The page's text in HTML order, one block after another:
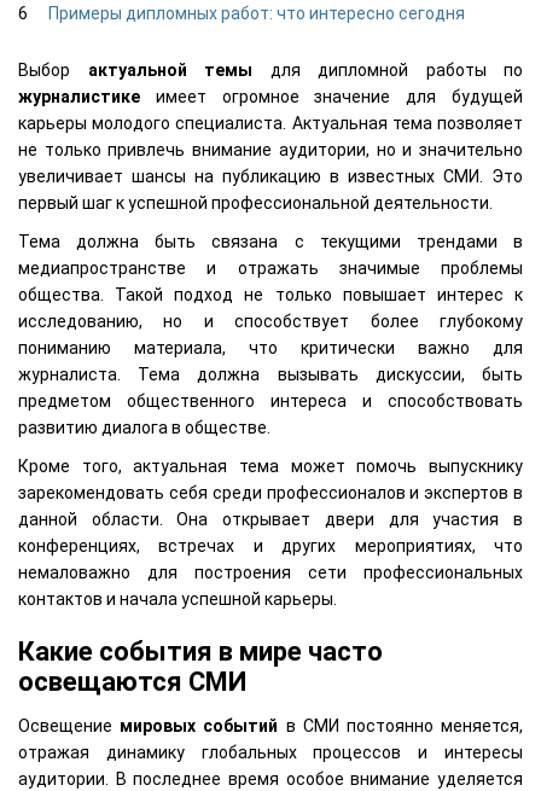
Примеры дипломных работ: что интересно сегодня
Выбор актуальной темы для дипломной работы по
журналистике имеет огромное значение для будущей
карьеры молодого специалиста. Актуальная тема позволяет
не только привлечь внимание аудитории, но и значительно
увеличивает шансы на публикацию в известных СМИ. Это
первый шаг к успешной профессиональной деятельности.
Тема должна быть связана с текущими трендами в
медиапространстве и отражать значимые проблемы
общества. Такой подход не только повышает интерес к
исследованию, но и способствует более глубокому
пониманию материала, что критически важно для
журналиста. Тема должна вызывать дискуссии, быть
предметом общественного интереса и способствовать
развитию диалога в обществе.
Кроме того, актуальная тема может помочь выпускнику
зарекомендовать себя среди профессионалов и экспертов в
данной области. Она открывает двери для участия в
конференциях, встречах и других мероприятиях, что
немаловажно для построения сети профессиональных
контактов и начала успешной карьеры.
Какие события в мире часто
освещаются СМИ
Освещение мировых событий в СМИ постоянно меняется,
отражая динамику глобальных процессов и интересы
аудитории. В последнее время особое внимание уделяется